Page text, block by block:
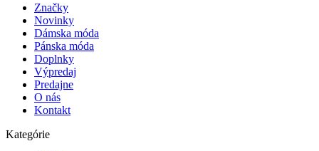
Značky
Novinky
Dámska móda
Pánska móda
Doplnky
Výpredaj
Predajne
O nás
Kontakt
Kategórie